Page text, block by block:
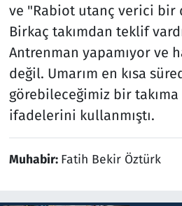
ve "Rabiot utanç verici bir
Birkaç takımdan teklif
Antrenman yapamıyor ve
değil. Umarım en kısa
görebileceğimiz bir takıma
ifadelerini kullanmıştı.
Muhabir: Fatih Bekir Öztürk